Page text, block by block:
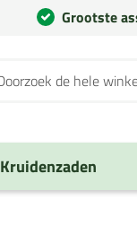
Grootste
Kruidenzaden